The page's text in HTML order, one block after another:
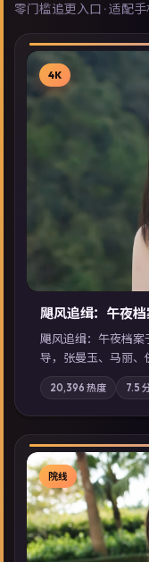
零门槛追更入口 · 适配
4K
飓风追缉：午夜档
飓风追缉：午夜档案
导，张曼玉、马丽
技与人性的边界在
质；站内亦可通过「
同类型高分佳作，
20,396 热度 7.5
院线